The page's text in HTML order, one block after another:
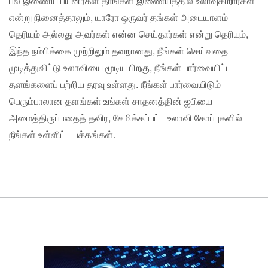
என்று நினைத்தாலும், யாரோ ஒருவர் தங்கள் அடையாளம்
தெரியும் அல்லது அவர்கள் என்ன செய்தார்கள் என்று தெரியும்,
இந்த நம்பிக்கை முற்றிலும் தவறானது, நீங்கள் செய்வதை
முடித்துவிட்டு உலாவியை மூடிய பிறகு, நீங்கள் பார்வையிட்ட
தளங்களைப் பற்றிய தரவு உள்ளது. நீங்கள் பார்வையிடும்
பெரும்பாலான தளங்கள் உங்கள் சாதனத்தின் ஐபியை
அமைத்திருப்பதைத் தவிர, சேமிக்கப்பட்ட உலாவி கோப்புகளில்
நீங்கள் உள்ளிட்ட பக்கங்கள்.